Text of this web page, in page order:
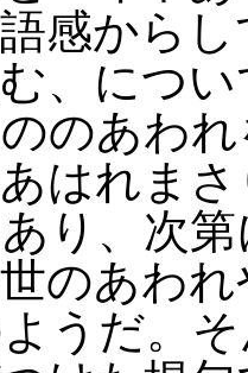
感から
、につ
のあわ
はれま
り、次
のあわ
うだ。